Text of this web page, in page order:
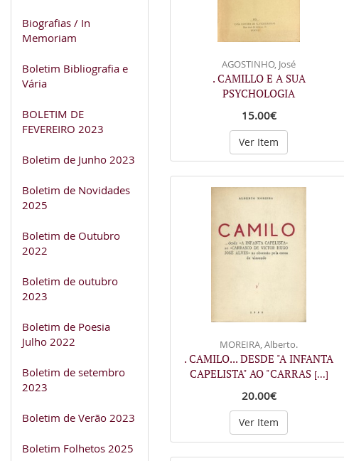
Biografias / In
Memoriam
Boletim Bibliografia e
Vária
BOLETIM DE
FEVEREIRO 2023
Boletim de Junho 2023
Boletim de Novidades
2025
Boletim de Outubro
2022
Boletim de outubro
2023
Boletim de Poesia
Julho 2022
Boletim de setembro
2023
Boletim de Verão 2023
Boletim Folhetos 2025
AGOSTINHO, José
. CAMILLO E A SUA
PSYCHOLOGIA
15.00€
Ver Item
MOREIRA, Alberto.
. CAMILO... DESDE "A INFANTA
CAPELISTA" AO "CARRAS [...]
20.00€
Ver Item